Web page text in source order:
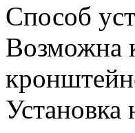
Способ
Возможна